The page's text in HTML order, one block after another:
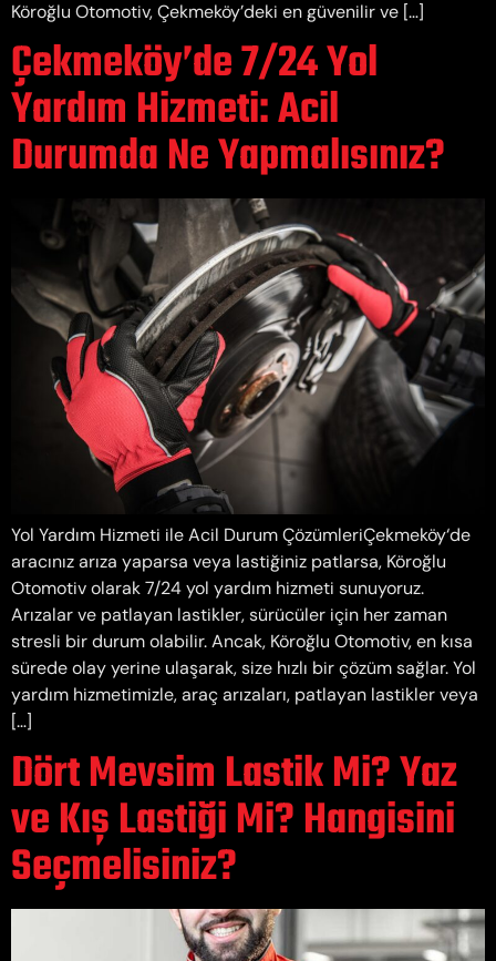
Köroğlu Otomotiv, Çekmeköy’deki en güvenilir ve […]
Çekmeköy’de 7/24 Yol
Yardım Hizmeti: Acil
Durumda Ne Yapmalısınız?
Yol Yardım Hizmeti ile Acil Durum ÇözümleriÇekmeköy‘de
aracınız arıza yaparsa veya lastiğiniz patlarsa, Köroğlu
Otomotiv olarak 7/24 yol yardım hizmeti sunuyoruz.
Arızalar ve patlayan lastikler, sürücüler için her zaman
stresli bir durum olabilir. Ancak, Köroğlu Otomotiv, en kısa
sürede olay yerine ulaşarak, size hızlı bir çözüm sağlar. Yol
yardım hizmetimizle, araç arızaları, patlayan lastikler veya
[…]
Dört Mevsim Lastik Mi? Yaz
ve Kış Lastiği Mi? Hangisini
Seçmelisiniz?